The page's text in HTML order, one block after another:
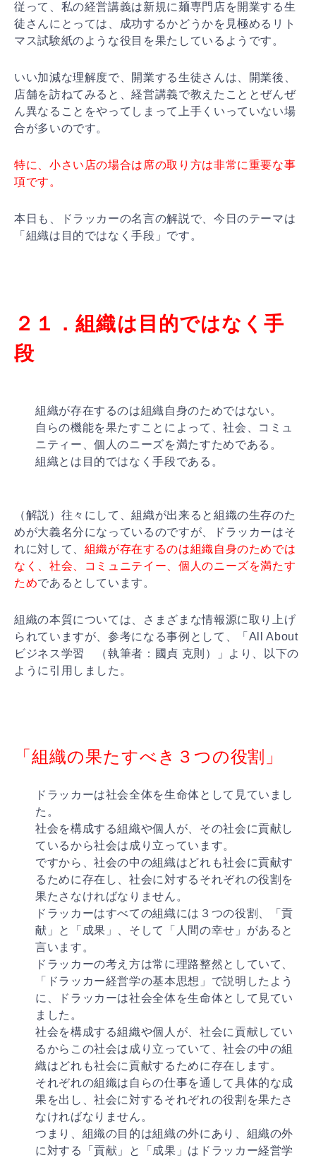
従って、私の経営講義は新規に麺専門店を開業する生
徒さ んにとっては、成功するかどうかを見極めるリト
マス試験紙のような役目を果たしているようです。
いい加減な理解度で、開業する生徒さんは、開業後、
店舗を訪ねてみると、経営講義で教えたこととぜんぜ
ん異なる ことをやってしまって上手くいっていない場
合が多いのです。
特に、小さい店の場合は席の取り方は非常に重要な事
項です。
本日も、ドラッカーの名言の解説で、今日のテーマは
「組織は目的ではなく手段」です。
２１．組織は目的ではなく手
段
組織が存在するのは組織自身のためではない。
自らの機能を果たすことによって、社会、コミュ
ニティー 、個人のニーズを満たすためである。
組織とは目的ではなく手段である。
（解説）往々にして、組織が出来ると組織の生存のた
めが大義名分になっているのですが、ドラッカーはそ
れに対し て、 組織が存在するのは組織自身のためでは
なく、社会、
コミュニテイー、個人のニーズを満たす
ためであるとして います。
組織の本質については、さまざまな情報源に取り上げ
られていますが、参考になる事例として、「All About
ビジネス学習 （執筆者：國貞 克則）」より、以下の
ように引用しました。
「組織の果たすべき３つの役割」
ドラッカーは社会全体を生命体として見ていまし
た。
社会を構成する組織や個人が、その社会に貢献し
ているから社会は成り立っています。
ですから、社会の中の組織はどれも社会に貢献す
るために存在し、社会に対するそれぞれの役割を
果たさなければな りません。
ドラッカーはすべての組織には３つの役割、「貢
献」と「 成果」、そして「人間の幸せ」があると
言います。
ドラッカーの考え方は常に理路整然としていて、
「ドラッ カー経営学の基本思想」で説明したよう
に、ドラッカーは社会全体を生命体として見てい
ました。
社会を構成する組織や個人が、社会に貢献してい
るからこ の社会は成り立っていて、社会の中の組
織はどれも社会に貢献するために存在します。
それぞれの組織は自らの仕事を通して具体的な成
果を出し
、社会に対するそれぞれの役割を果たさ
なければなりません。
つまり、組織の目的は組織の外にあり、組織の外
に対する
「貢献」と「成果」はドラッカー経営学